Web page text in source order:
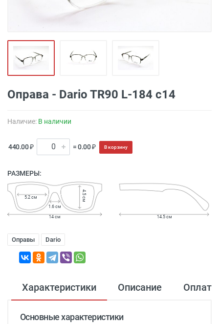
Оправа - Dario TR90 L-184 c14
Наличие: В наличии
440.00 ₽ = 0.00 ₽ В корзину
РАЗМЕРЫ:
1.6 см
5.2 см 4.5 см
14 см 14.5 см
Оправы Dario
Характеристики Описание Оплата
Основные характеристики